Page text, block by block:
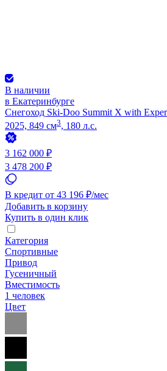
В наличии
в Екатеринбурге
Снегоход Ski-Doo Summit X with
2025, 849 см3, 180 л.с.
3 162 000 ₽
3 478 200 ₽
В кредит от 43 196 ₽/мес
Добавить в корзину
Купить в один клик
Категория
Спортивные
Привод
Гусеничный
Вместимость
1 человек
Цвет